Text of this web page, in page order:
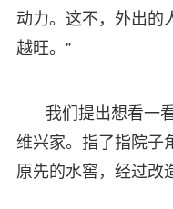
动力。这不，外出的
越旺。”
我们提出想看一
维兴家。指了指院子
原先的水窖，经过改